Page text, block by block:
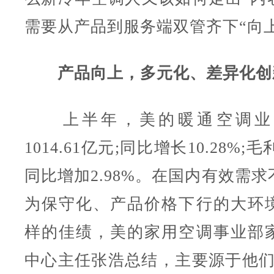
需要从产品到服务端双管齐下“向
产品向上，多元化、差异化创
上半年，美的暖通空调业
1014.61亿元;同比增长10.28%;毛
同比增加2.98%。在国内有效需
为保守化、产品价格下行的大环
样的佳绩，美的家用空调事业部
中心主任张浩总结，主要源于他